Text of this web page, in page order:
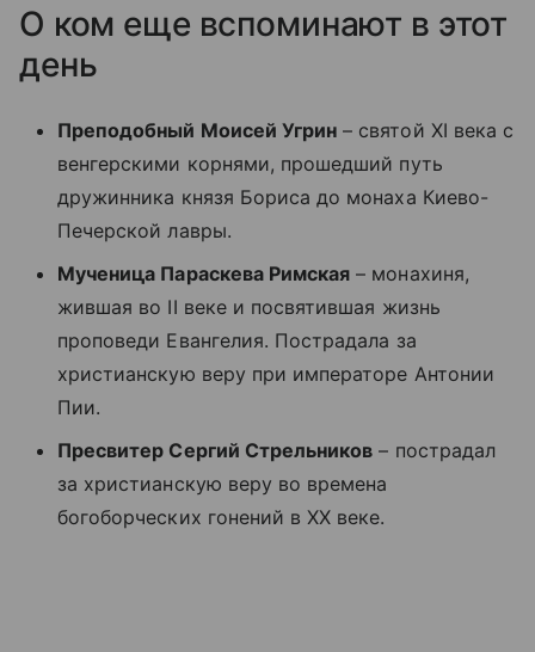
О ком еще вспоминают в этот
день
Преподобный Моисей Угрин – святой XI века с
венгерскими корнями, прошедший путь
дружинника князя Бориса до монаха Киево-
Печерской лавры.
Мученица Параскева Римская – монахиня,
жившая во II веке и посвятившая жизнь
проповеди Евангелия. Пострадала за
христианскую веру при императоре Антонии
Пии.
Пресвитер Сергий Стрельников – пострадал
за христианскую веру во времена
богоборческих гонений в XX веке.